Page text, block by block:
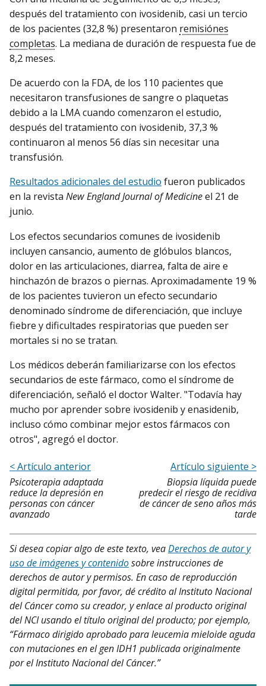
después del tratamiento con ivosidenib, casi un tercio
de los pacientes (32,8 %) presentaron remisiónes
completas. La mediana de duración de respuesta fue de
8,2 meses.
De acuerdo con la FDA, de los 110 pacientes que
necesitaron transfusiones de sangre o plaquetas
debido a la LMA cuando comenzaron el estudio,
después del tratamiento con ivosidenib, 37,3 %
continuaron al menos 56 días sin necesitar una
transfusión.
Resultados adicionales del estudio fueron publicados
en la revista New England Journal of Medicineel 21 de
junio.
Los efectos secundarios comunes de ivosidenib
incluyen cansancio, aumento de glóbulos blancos,
dolor en las articulaciones, diarrea, falta de aire e
hinchazón de brazos o piernas. Aproximadamente 19 %
de los pacientes tuvieron un efecto secundario
denominado síndrome de diferenciación, que incluye
fiebre y dificultades respiratorias que pueden ser
mortales si no se tratan.
Los médicos deberán familiarizarse con los efectos
secundarios de este fármaco, como el síndrome de
diferenciación, señaló el doctor Walter. "Todavía hay
mucho por aprender sobre ivosidenib y enasidenib,
incluso cómo combinar mejor estos fármacos con
otros", agregó el doctor.
< Artículo anterior
Psicoterapia adaptada
reduce la depresión en
personas con cáncer
avanzado
Artículo siguiente >
Biopsia líquida puede
predecir el riesgo de recidiva
de cáncer de seno años más
tarde
Si desea copiar algo de este texto, veaDerechos de autor y
uso de imágenes y contenidosobre instrucciones de
derechos de autor y permisos. En caso de reproducción
digital permitida, por favor, dé crédito al Instituto Nacional
del Cáncer como su creador, y enlace al producto original
del NCI usando el título original del producto; por ejemplo,
“Fármaco dirigido aprobado para leucemia mieloide aguda
con mutaciones en el gen IDH1 publicada originalmente
por el Instituto Nacional del Cáncer.”